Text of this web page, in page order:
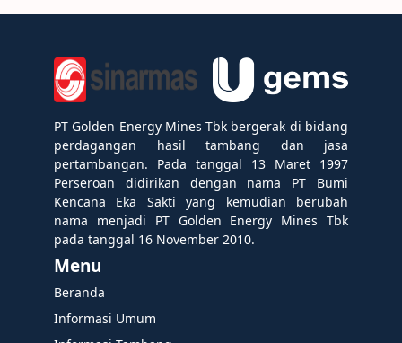
PT Golden Energy Mines Tbk bergerak di bidang
perdagangan hasil tambang dan jasa
pertambangan. Pada tanggal 13 Maret 1997
Perseroan didirikan dengan nama PT Bumi
Kencana Eka Sakti yang kemudian berubah
nama menjadi PT Golden Energy Mines Tbk
pada tanggal 16 November 2010.
Menu
Beranda
Informasi Umum